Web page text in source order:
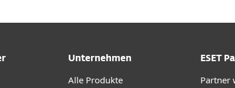
Unternehmen
Alle Produkte
ESET
Partner